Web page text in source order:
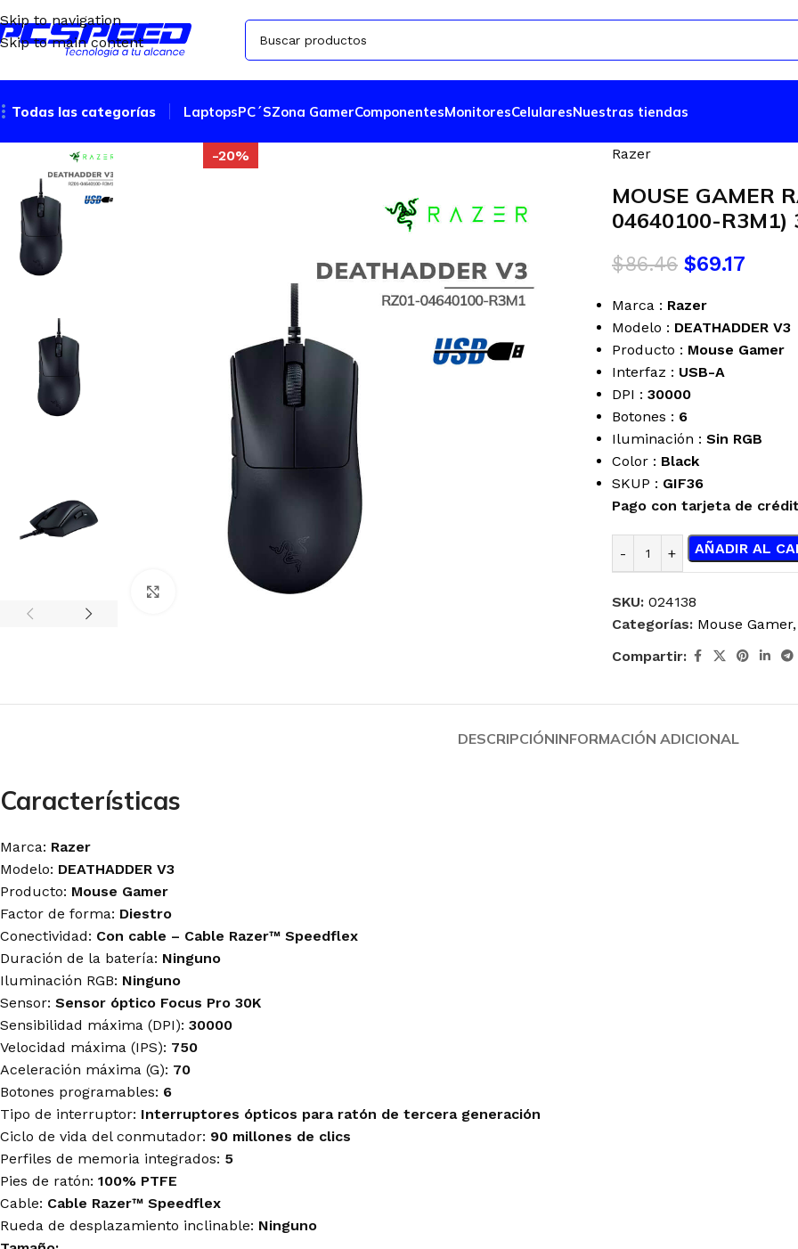
Skip to navigation
Skip to main content
Todas las categorías LaptopsPC´SZona GamerComponentesMonitoresCelularesNuestras tiendas
-20%
Clic para agrandar
Razer
MOUSE GAMER
04640100-R3M1)
$86.46 $69.17
Marca : Razer
Modelo : DEATHADDER V3
Producto : Mouse Gamer
Interfaz : USB-A
DPI : 30000
Botones : 6
Iluminación : Sin RGB
Color : Black
SKUP : GIF36
Pago con tarjeta de
AÑADIR AL
SKU: 024138
Categorías: Mouse Gamer,
Compartir:
DESCRIPCIÓNINFORMACIÓN ADICIONAL
Características
Marca: Razer
Modelo: DEATHADDER V3
Producto: Mouse Gamer
Factor de forma: Diestro
Conectividad: Con cable – Cable Razer™ Speedflex
Duración de la batería: Ninguno
Iluminación RGB: Ninguno
Sensor: Sensor óptico Focus Pro 30K
Sensibilidad máxima (DPI): 30000
Velocidad máxima (IPS): 750
Aceleración máxima (G): 70
Botones programables: 6
Tipo de interruptor: Interruptores ópticos para ratón de tercera generación
Ciclo de vida del conmutador: 90 millones de clics
Perfiles de memoria integrados: 5
Pies de ratón: 100% PTFE
Cable: Cable Razer™ Speedflex
Rueda de desplazamiento inclinable: Ninguno